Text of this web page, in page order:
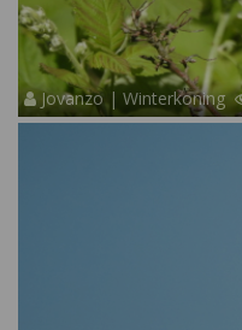
Jovanzo | Winterkoning